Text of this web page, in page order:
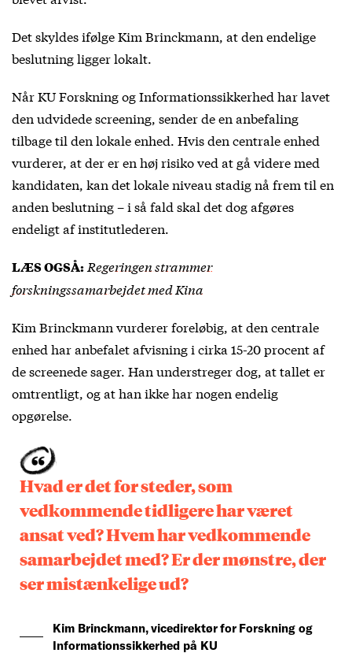
Det skyldes ifølge Kim Brinckmann, at den endelige
beslutning ligger lokalt.
Når KU Forskning og Informationssikkerhed har lavet
den udvidede screening, sender de en anbefaling
tilbage til den lokale enhed. Hvis den centrale enhed
vurderer, at der er en høj risiko ved at gå videre med
kandidaten, kan det lokale niveau stadig nå frem til en
anden beslutning – i så fald skal det dog afgøres
endeligt af institutlederen.
LÆS OGSÅ: Regeringen strammer
forskningssamarbejdet med Kina
Kim Brinckmann vurderer foreløbig, at den centrale
enhed har anbefalet afvisning i cirka 15-20 procent af
de screenede sager. Han understreger dog, at tallet er
omtrentligt, og at han ikke har nogen endelig
opgørelse.
Hvad er det for steder, som
vedkommende tidligere har været
ansat ved? Hvem har vedkommende
samarbejdet med? Er der mønstre, der
ser mistænkelige ud?
Kim Brinckmann, vicedirektør for Forskning og
Informationssikkerhed på KU